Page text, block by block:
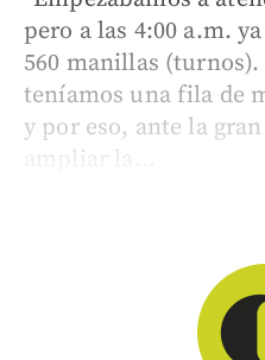
pero a las 4:00 a.m.
560 manillas (turnos).
teníamos una fila de
y por eso, ante la
ampliar la...